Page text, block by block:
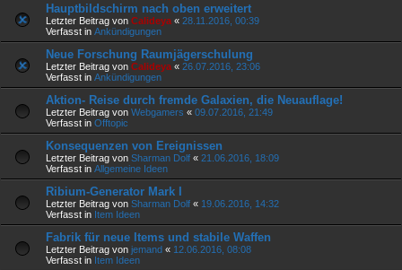
Hauptbildschirm nach oben erweitert
Letzter Beitrag von Calideya « 28.11.2016, 00:39
Verfasst in Ankündigungen
Neue Forschung Raumjägerschulung
Letzter Beitrag von Calideya « 26.07.2016, 23:06
Verfasst in Ankündigungen
Aktion- Reise durch fremde Galaxien, die Neuauflage!
Letzter Beitrag von Webgamers « 09.07.2016, 21:49
Verfasst in Offtopic
Konsequenzen von Ereignissen
Letzter Beitrag von Sharman Dolf « 21.06.2016, 18:09
Verfasst in Allgemeine Ideen
Ribium-Generator Mark I
Letzter Beitrag von Sharman Dolf « 19.06.2016, 14:32
Verfasst in Item Ideen
Fabrik für neue Items und stabile Waffen
Letzter Beitrag von jemand « 12.06.2016, 08:08
Verfasst in Item Ideen